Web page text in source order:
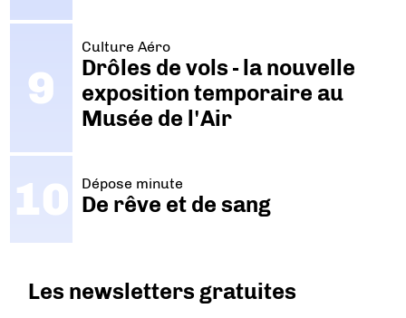
Culture Aéro
Drôles de vols - la nouvelle
exposition temporaire au
Musée de l'Air
Dépose minute
De rêve et de sang
Les newsletters gratuites